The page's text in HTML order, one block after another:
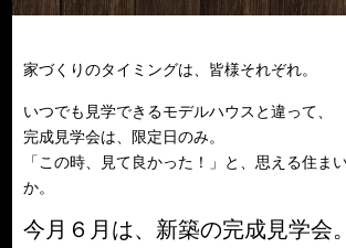
家づくりのタイミングは、皆様それぞれ。
いつでも見学できるモデルハウスと違って、
完成見学会は、限定日のみ。
「この時、見て良かった！」と、思える住ま
か。
今月６月は、新築の完成見学会。